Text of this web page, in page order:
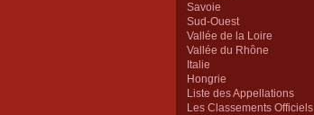
Savoie
Sud-Ouest
Vallée de la Loire
Vallée du Rhône
Italie
Hongrie
Liste des Appellations
Les Classements Officiels